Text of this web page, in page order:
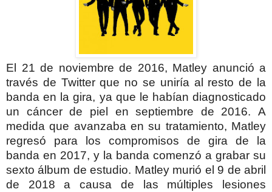
El 21 de noviembre de 2016, Matley anunció a
través de Twitter que no se uniría al resto de la
banda en la gira, ya que le habían diagnosticado
un cáncer de piel en septiembre de 2016. A
medida que avanzaba en su tratamiento, Matley
regresó para los compromisos de gira de la
banda en 2017, y la banda comenzó a grabar su
sexto álbum de estudio. Matley murió el 9 de abril
de 2018 a causa de las múltiples lesiones